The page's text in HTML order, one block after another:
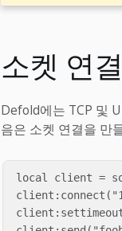
소켓 연결
Defold에는 TCP 및
음은 소켓 연결을 만
local client =